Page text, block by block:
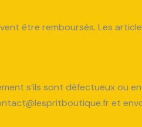
être remboursés. Les
s’ils sont défectueux ou
et